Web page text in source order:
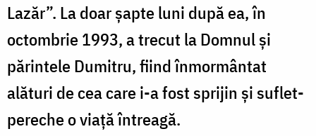
Lazăr”. La doar șapte luni după ea, în
octombrie 1993, a trecut la Domnul și
părintele Dumitru, fiind înmormântat
alături de cea care i-a fost sprijin și suflet-
pereche o viață întreagă.